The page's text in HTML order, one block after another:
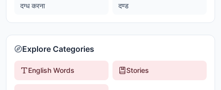
दग्ध करना दण्ड
Explore Categories
English Words Stories